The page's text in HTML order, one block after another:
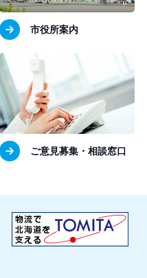
市役所案内
ご意見募集・相談窓口